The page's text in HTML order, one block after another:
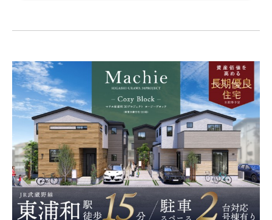
JR京葉線
JR成田線 [我孫子～成田]
JR中央線
クリックすると
物件概要が表示されます
駅から10分以内
千葉県船橋市 千葉県船橋市